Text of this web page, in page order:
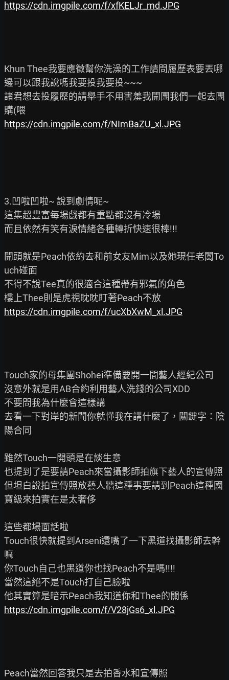
https://cdn.imgpile.com/f/xfKELJr_md.JPG
Khun Thee我要應徵幫你洗澡的工作請問履歷表要丟哪
邊可以跟我說嗎我要投我要投~~~
諸君想去投履歷的請舉手不用害羞我開團我們一起去團
https://cdn.imgpile.com/f/NImBaZU_xl.JPG
3.凹啦凹啦~ 說到劇情呢~
這集超豐富每場戲都有重點都沒有冷場
而且依然有笑有淚情緒各種轉折快速很棒!!!
開頭就是Peach依約去和前女友Mim以及她現任老闆To
uch碰面
不得不說Tee真的很適合這種帶有邪氣的角色
https://cdn.imgpile.com/f/ucXbXwM_xl.JPG
Touch家的母集團Shohei準備要開一間藝人經紀公司
沒意外就是用AB合約利用藝人洗錢的公司XDD
不要問我為什麼會這樣講
去看一下對岸的新聞你就懂我在講什麼了，關鍵字：陰
陽合同
雖然Touch一開頭是在談生意
也提到了是要請Peach來當攝影師拍旗下藝人的宣傳照
但坦白說拍宣傳照放藝人牆這種事要請到Peach這種國
寶級來拍實在是太奢侈
這些都場面話啦
Touch很快就提到Arseni還嘴了一下黑道找攝影師去幹
嘛
你Touch自己也黑道你也找Peach不是嗎!!!!
當然這絕不是Touch打自己臉啦
https://cdn.imgpile.com/f/V28jGs6_xl.JPG